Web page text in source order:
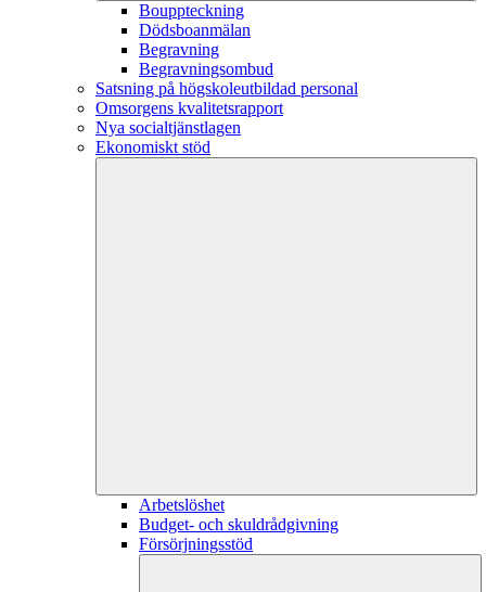
Bouppteckning
Dödsboanmälan
Begravning
Begravningsombud
Satsning på högskoleutbildad personal
Omsorgens kvalitetsrapport
Nya socialtjänstlagen
Ekonomiskt stöd
Arbetslöshet
Budget- och skuldrådgivning
Försörjningsstöd